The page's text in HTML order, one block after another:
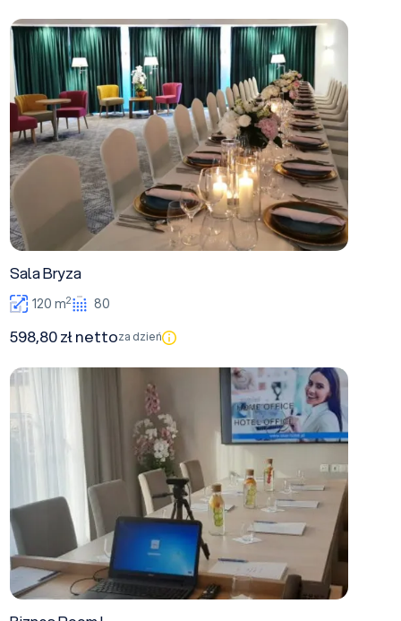
Sala Bryza
Sala Bryza
120 m2 80
598,80 zł nettoza dzień
Biznes Room I